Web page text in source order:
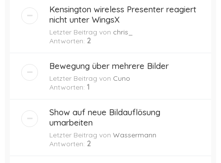
Kensington wireless Presenter reagiert
nicht unter WingsX
Letzter Beitrag von chris_
Antworten: 2
Bewegung über mehrere Bilder
Letzter Beitrag von Cuno
Antworten: 1
Show auf neue Bildauflösung
umarbeiten
Letzter Beitrag von Wassermann
Antworten: 2